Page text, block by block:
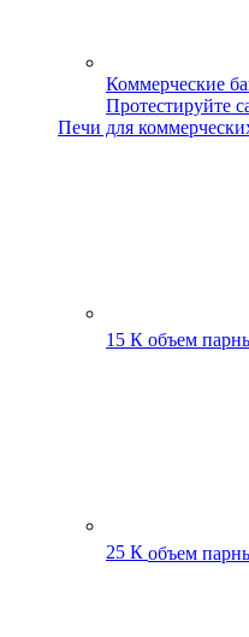
Коммерческие
Протестируйте
Печи для
15 К объем
25 К объем